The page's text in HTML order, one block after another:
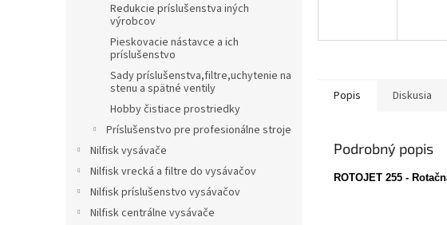
Redukcie príslušenstva iných
výrobcov
Pieskovacie nástavce a ich
príslušenstvo
Sady príslušenstva,filtre,uchytenie na
stenu a spätné ventily
Hobby čistiace prostriedky
Príslušenstvo pre profesionálne stroje
Nilfisk vysávače
Nilfisk vrecká a filtre do vysávačov
Nilfisk príslušenstvo vysávačov
Nilfisk centrálne vysávače
Popis Diskusia
Podrobný popis
ROTOJET 255 -